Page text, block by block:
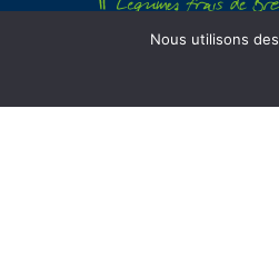
Coordonnées
Nous utilisons